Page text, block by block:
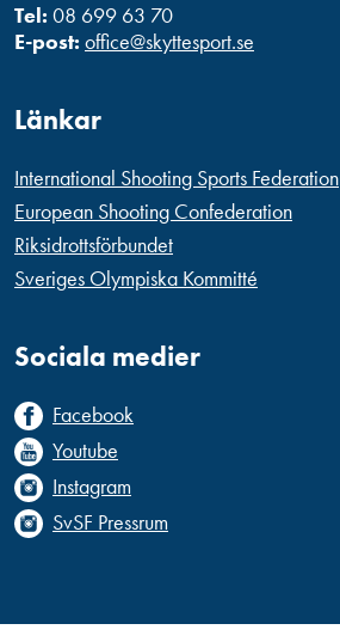
Tel: 08 699 63 70
E-post: office@skyttesport.se
Länkar
International Shooting Sports Federation
European Shooting Confederation
Riksidrottsförbundet
Sveriges Olympiska Kommitté
Sociala medier
Facebook
Youtube
Instagram
SvSF Pressrum